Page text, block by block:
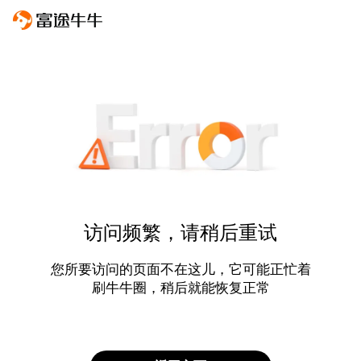
访问频繁，请稍后重试
您所要访问的页面不在这儿，它可能正忙着
刷牛牛圈，稍后就能恢复正常